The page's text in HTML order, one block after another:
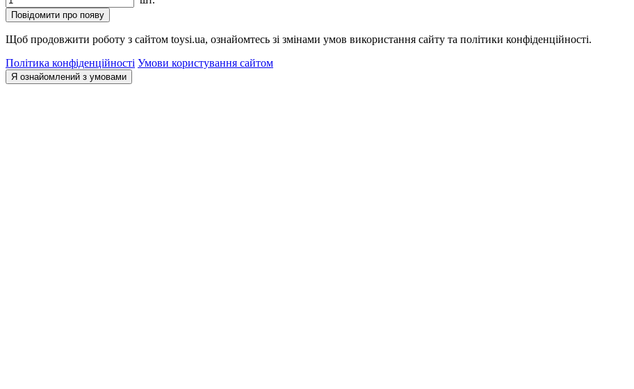
Повідомити про появу
Щоб продовжити роботу з сайтом toysi.ua, ознайомтесь зі змінами умов використання сайту та політики конфіденційності.
Політика конфіденційності Умови користування сайтом
Я ознайомлений з умовами